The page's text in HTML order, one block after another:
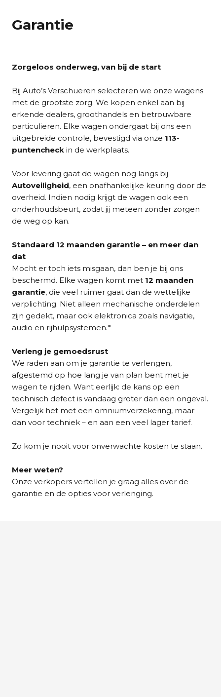
Garantie
Zorgeloos onderweg, van bij de start
Bij Auto’s Verschueren selecteren we onze wagens
met de grootste zorg. We kopen enkel aan bij
erkende dealers, groothandels en betrouwbare
particulieren. Elke wagen ondergaat bij ons een
uitgebreide controle, bevestigd via onze 113-
puntencheck in de werkplaats.
Voor levering gaat de wagen nog langs bij
Autoveiligheid, een onafhankelijke keuring door de
overheid. Indien nodig krijgt de wagen ook een
onderhoudsbeurt, zodat jij meteen zonder zorgen
de weg op kan.
Standaard 12 maanden garantie – en meer dan
dat
Mocht er toch iets misgaan, dan ben je bij ons
beschermd. Elke wagen komt met 12 maanden
garantie, die veel ruimer gaat dan de wettelijke
verplichting. Niet alleen mechanische onderdelen
zijn gedekt, maar ook elektronica zoals navigatie,
audio en rijhulpsystemen.*
Verleng je gemoedsrust
We raden aan om je garantie te verlengen,
afgestemd op hoe lang je van plan bent met je
wagen te rijden. Want eerlijk: de kans op een
technisch defect is vandaag groter dan een ongeval.
Vergelijk het met een omniumverzekering, maar
dan voor techniek – en aan een veel lager tarief.
Zo kom je nooit voor onverwachte kosten te staan.
Meer weten?
Onze verkopers vertellen je graag alles over de
garantie en de opties voor verlenging.